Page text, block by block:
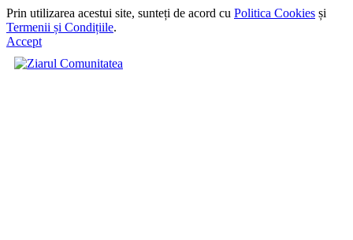
Prin utilizarea acestui site, sunteți de acord cu Politica Cookies și
Termenii și Condițiile.
Accept